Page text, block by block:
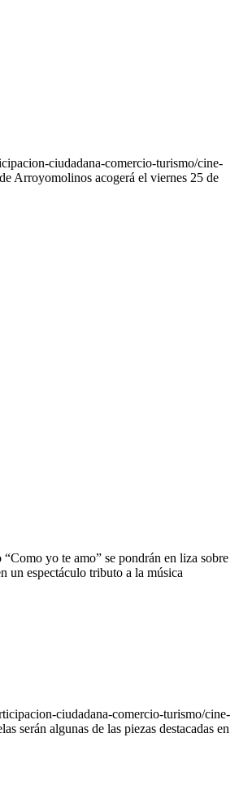
ciudadana-comercio-turismo/cine-
Arroyomolinos acogerá el viernes 25 de
yo te amo” se pondrán en liza sobre
un espectáculo tributo a la música
ciudadana-comercio-turismo/cine-
serán algunas de las piezas destacadas en